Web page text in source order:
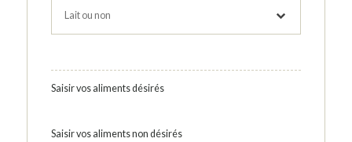
Saisir vos aliments désirés
Saisir vos aliments non désirés